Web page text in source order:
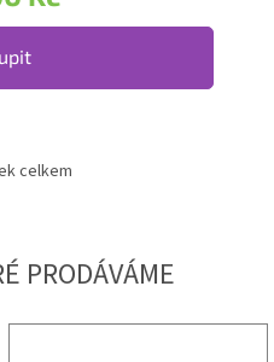
Ovládací prvky výpisu
celkem
PRODÁVÁME